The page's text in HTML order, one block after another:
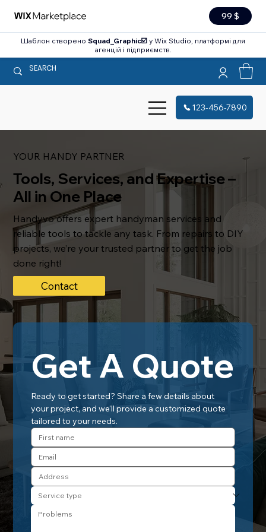
99 $
Шаблон створено Squad_Graphic☑️ у Wix Studio, платформі для
агенцій і підприємств.